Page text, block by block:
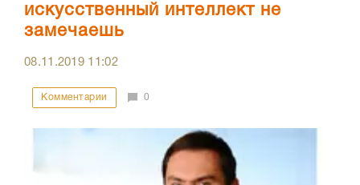
искусственный интеллект не
замечаешь
08.11.2019 11:02
Комментарии 0